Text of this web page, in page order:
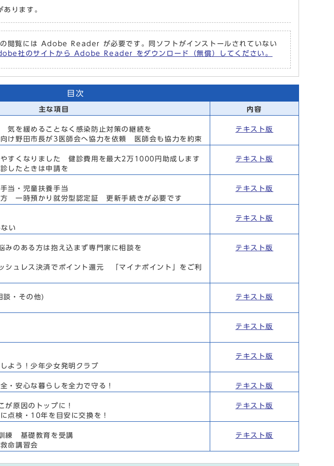
ります。
閲覧には Adobe Reader が必要です。同ソフトがインストールされていない
社のサイトから Adobe Reader をダウンロード（無償）してください。
目次
主な項目 内容
気を緩めることなく感染防止対策の継続を
向け野田市長が3医師会へ協力を依頼 医師会も協力を約束
テキスト版
すくなりました 健診費用を最大2万1000円助成します
したときは申請を
テキスト版
当・児童扶養手当
方 一時預かり就労型認定証 更新手続きが必要です
テキスト版
い
テキスト版
のある方は抱え込まず専門家に相談を
シュレス決済でポイント還元 「マイナポイント」をご利
テキスト版
談・その他)
テキスト版
テキスト版
よう！少年少女発明クラブ
テキスト版
・安心な暮らしを全力で守る！ テキスト版
原因のトップに！
点検・10年を目安に交換を！
テキスト版
練 基礎教育を受講
命講習会
テキスト版